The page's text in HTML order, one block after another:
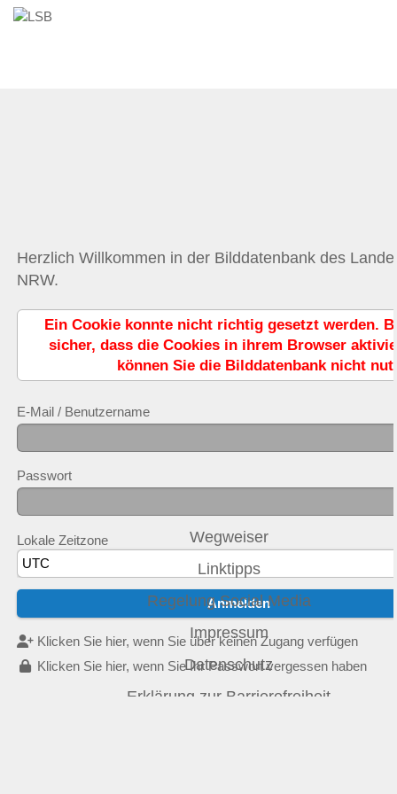
Herzlich Willkommen in der Bilddatenbank des
NRW.
Ein Cookie konnte nicht richtig gesetzt werden.
sicher, dass die Cookies in ihrem Browser
können Sie die Bilddatenbank nicht
E-Mail / Benutzername
Passwort
Lokale Zeitzone
Klicken Sie hier, wenn Sie über keinen Zugang verfügen
Klicken Sie hier, wenn Sie Ihr Passwort vergessen haben
Wegweiser
Linktipps
Regelung Social Media
Impressum
Datenschutz
Erklärung zur Barrierefreiheit